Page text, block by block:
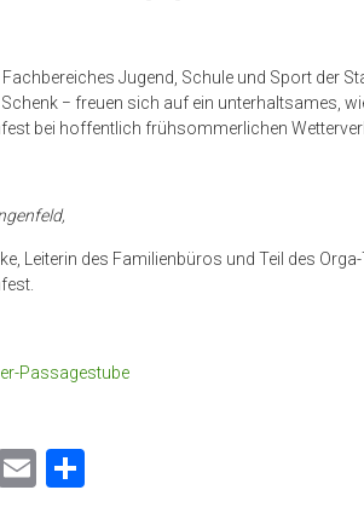
Jugend, Schule und Sport der
− freuen sich auf ein unterhaltsames,
bei hoffentlich frühsommerlichen
Leiterin des Familienbüros und Teil des
Email